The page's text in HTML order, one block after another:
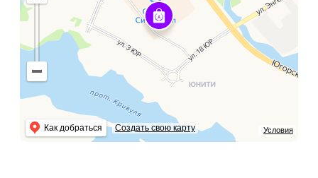
Условия
Как добраться Создать свою карту